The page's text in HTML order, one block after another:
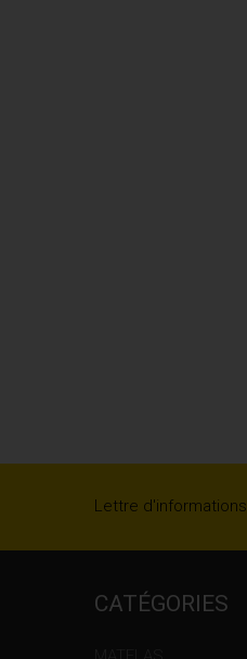
Lettre d'informations
CATÉGORIES